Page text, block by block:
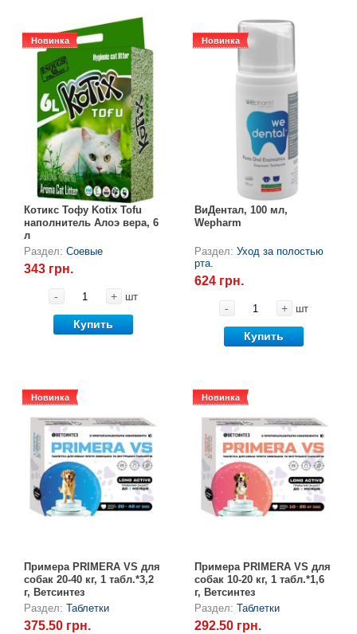
Новинка
Новинка
Котикс Тофу Kotix Tofu
наполнитель Алоэ вера, 6
л
Раздел:Соевые
343 грн.
- + шт
Купить
Новинка
Новинка
ВиДентал, 100 мл,
Wepharm
Раздел:Уход за полостью
рта.
624 грн.
- + шт
Купить
Новинка
Новинка
Примера PRIMERA VS для
собак 20-40 кг, 1 табл.*3,2
г, Ветсинтез
Раздел:Таблетки
375.50 грн.
Новинка
Новинка
Примера PRIMERA VS для
собак 10-20 кг, 1 табл.*1,6
г, Ветсинтез
Раздел:Таблетки
292.50 грн.